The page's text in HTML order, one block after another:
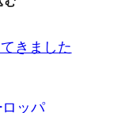
きました
ッパ